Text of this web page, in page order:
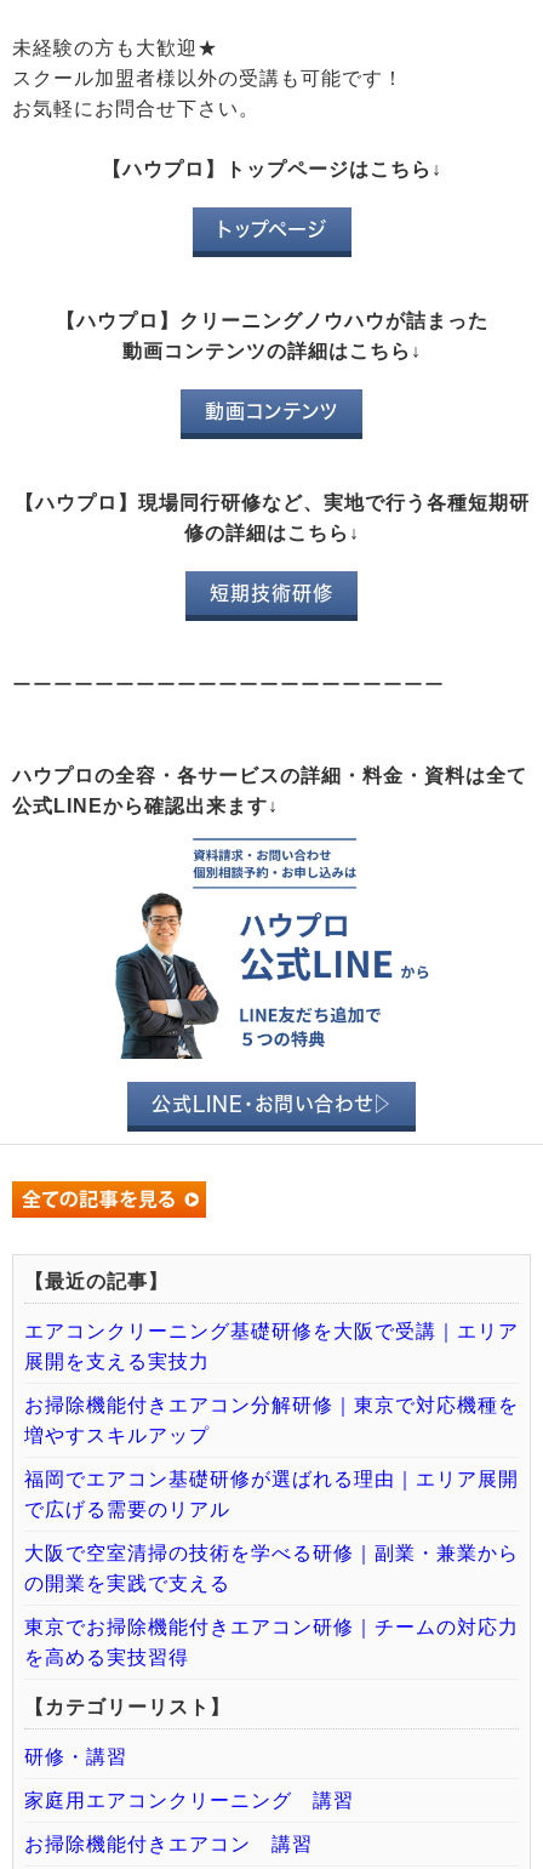
未経験の方も大歓迎★
スクール加盟者様以外の受講も可能です！
お気軽にお問合せ下さい。
【ハウプロ】トップページはこちら↓
トップページ
【ハウプロ】クリーニングノウハウが詰まった
動画コンテンツの詳細はこちら↓
動画コンテンツ
【ハウプロ】現場同行研修など、実地で行う各種短期研
修の詳細はこちら↓
短期技術研修
ーーーーーーーーーーーーーーーーーーーーー
ハウプロの全容・各サービスの詳細・料金・資料は全て
公式LINEから確認出来ます↓
公式LINE・お問い合わせ▷
【最近の記事】
エアコンクリーニング基礎研修を大阪で受講｜エリア
展開を支える実技力
お掃除機能付きエアコン分解研修｜東京で対応機種を
増やすスキルアップ
福岡でエアコン基礎研修が選ばれる理由｜エリア展開
で広げる需要のリアル
大阪で空室清掃の技術を学べる研修｜副業・兼業から
の開業を実践で支える
東京でお掃除機能付きエアコン研修｜チームの対応力
を高める実技習得
【カテゴリーリスト】
研修・講習
家庭用エアコンクリーニング 講習
お掃除機能付きエアコン 講習